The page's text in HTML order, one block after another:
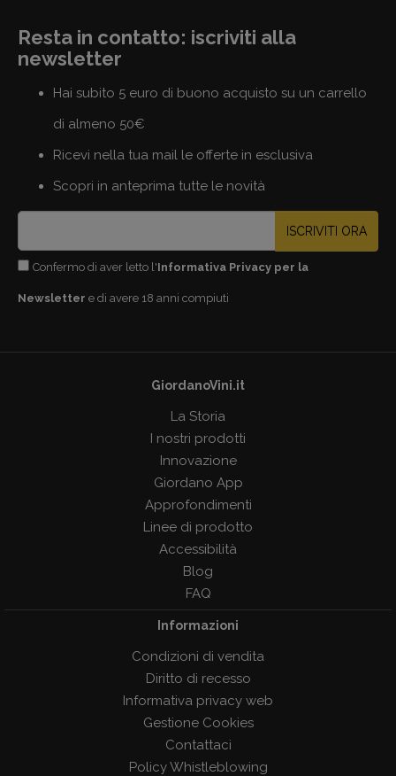
Resta in contatto: iscriviti alla
newsletter
Hai subito 5 euro di buono acquisto su un carrello
di almeno 50€
Ricevi nella tua mail le offerte in esclusiva
Scopri in anteprima tutte le novità
ISCRIVITI ORA
Confermo di aver letto l'Informativa Privacy per la
Newsletter e di avere 18 anni compiuti
GiordanoVini.it
La Storia
I nostri prodotti
Innovazione
Giordano App
Approfondimenti
Linee di prodotto
Accessibilità
Blog
FAQ
Informazioni
Condizioni di vendita
Diritto di recesso
Informativa privacy web
Gestione Cookies
Contattaci
Policy Whistleblowing